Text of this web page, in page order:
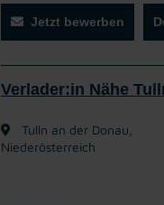
Jetzt bewerben
Verlader:in Nähe
Tulln an der Donau,
Niederösterreich